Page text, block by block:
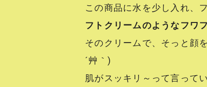
この商品に水を少し入れ、
フトクリームのようなフワ
そのクリームで、そっと顔
´艸｀)
肌がスッキリ～って言って